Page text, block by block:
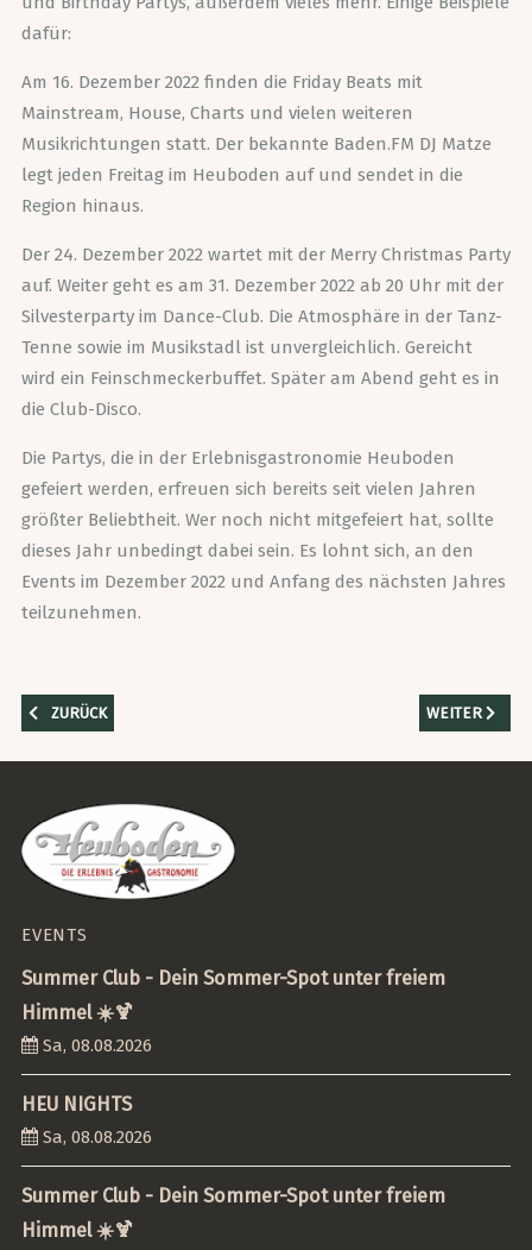
dafür:
Am 16. Dezember 2022 finden die Friday Beats mit
Mainstream, House, Charts und vielen weiteren
Musikrichtungen statt. Der bekannte Baden.FM DJ Matze
legt jeden Freitag im Heuboden auf und sendet in die
Region hinaus.
Der 24. Dezember 2022 wartet mit der Merry Christmas Party
auf. Weiter geht es am 31. Dezember 2022 ab 20 Uhr mit der
Silvesterparty im Dance-Club. Die Atmosphäre in der Tanz-
Tenne sowie im Musikstadl ist unvergleichlich. Gereicht
wird ein Feinschmeckerbuffet. Später am Abend geht es in
die Club-Disco.
Die Partys, die in der Erlebnisgastronomie Heuboden
gefeiert werden, erfreuen sich bereits seit vielen Jahren
größter Beliebtheit. Wer noch nicht mitgefeiert hat, sollte
dieses Jahr unbedingt dabei sein. Es lohnt sich, an den
Events im Dezember 2022 und Anfang des nächsten Jahres
teilzunehmen.
VORHERIGER BEITRAG: JOBS MIT KARRIERE GARANTIE IN DER
ZURÜCK NÄCHSTER
WEITER
EVENTS
Summer Club - Dein Sommer-Spot unter freiem
Himmel ☀️🍹
Sa, 08.08.2026
HEU NIGHTS
Sa, 08.08.2026
Summer Club - Dein Sommer-Spot unter freiem
Himmel ☀️🍹